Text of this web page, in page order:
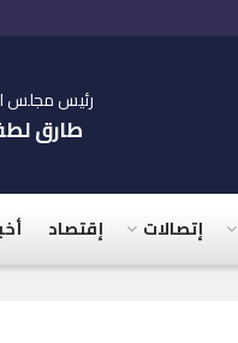
رئيس مجلس
طارق
إتصالات إقتصاد